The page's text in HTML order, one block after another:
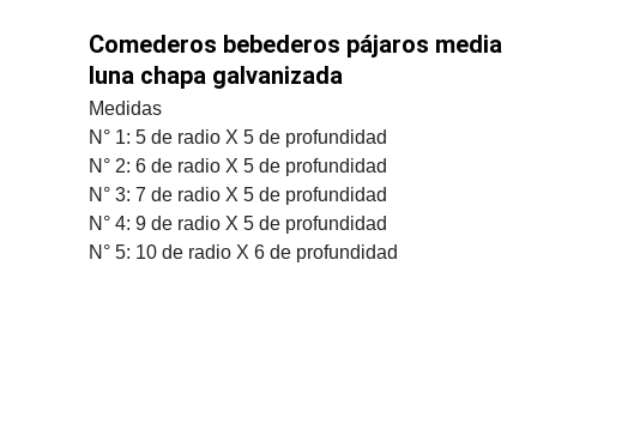
Medidas
N° 1: 5 de radio X 5 de profundidad
N° 2: 6 de radio X 5 de profundidad
N° 3: 7 de radio X 5 de profundidad
N° 4: 9 de radio X 5 de profundidad
N° 5: 10 de radio X 6 de profundidad
Comederos bebederos pájaros media
luna chapa galvanizada